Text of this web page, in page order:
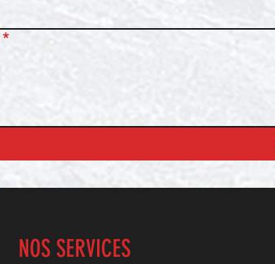
*
NOS SERVICES